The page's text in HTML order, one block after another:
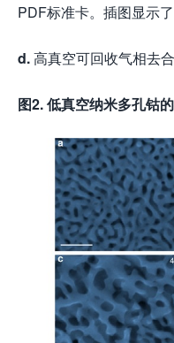
PDF标准卡。插图显示
d.高真空可回收气相去
图2. 低真空纳米多孔钴